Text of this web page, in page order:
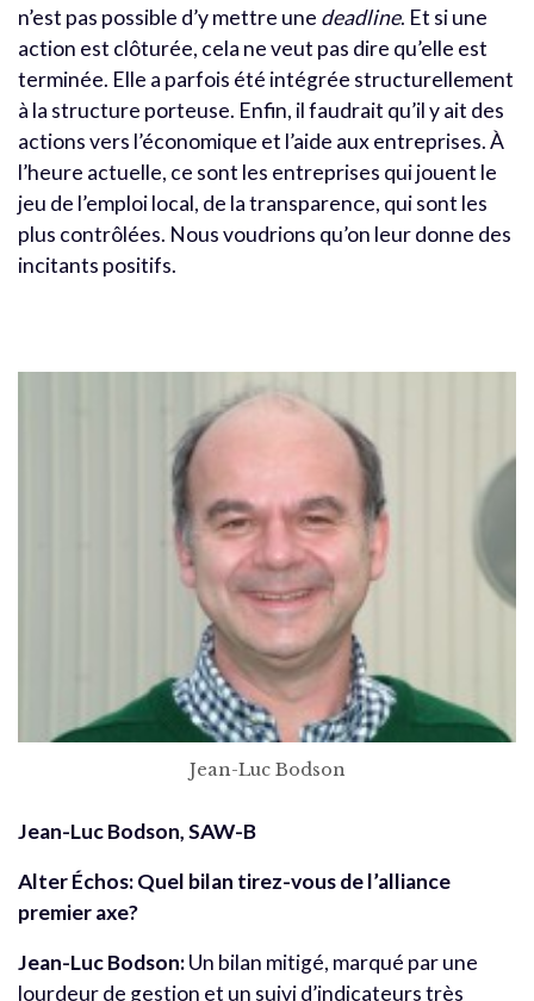
n’est pas possible d’y mettre une deadline. Et si une
action est clôturée, cela ne veut pas dire qu’elle est
terminée. Elle a parfois été intégrée structurellement
à la structure porteuse. Enfin, il faudrait qu’il y ait des
actions vers l’économique et l’aide aux entreprises. À
l’heure actuelle, ce sont les entreprises qui jouent le
jeu de l’emploi local, de la transparence, qui sont les
plus contrôlées. Nous voudrions qu’on leur donne des
incitants positifs.
Jean-Luc Bodson
Jean-Luc Bodson, SAW-B
Alter Échos: Quel bilan tirez-vous de l’alliance
premier axe?
Jean-Luc Bodson:Un bilan mitigé, marqué par une
lourdeur de gestion et un suivi d’indicateurs très